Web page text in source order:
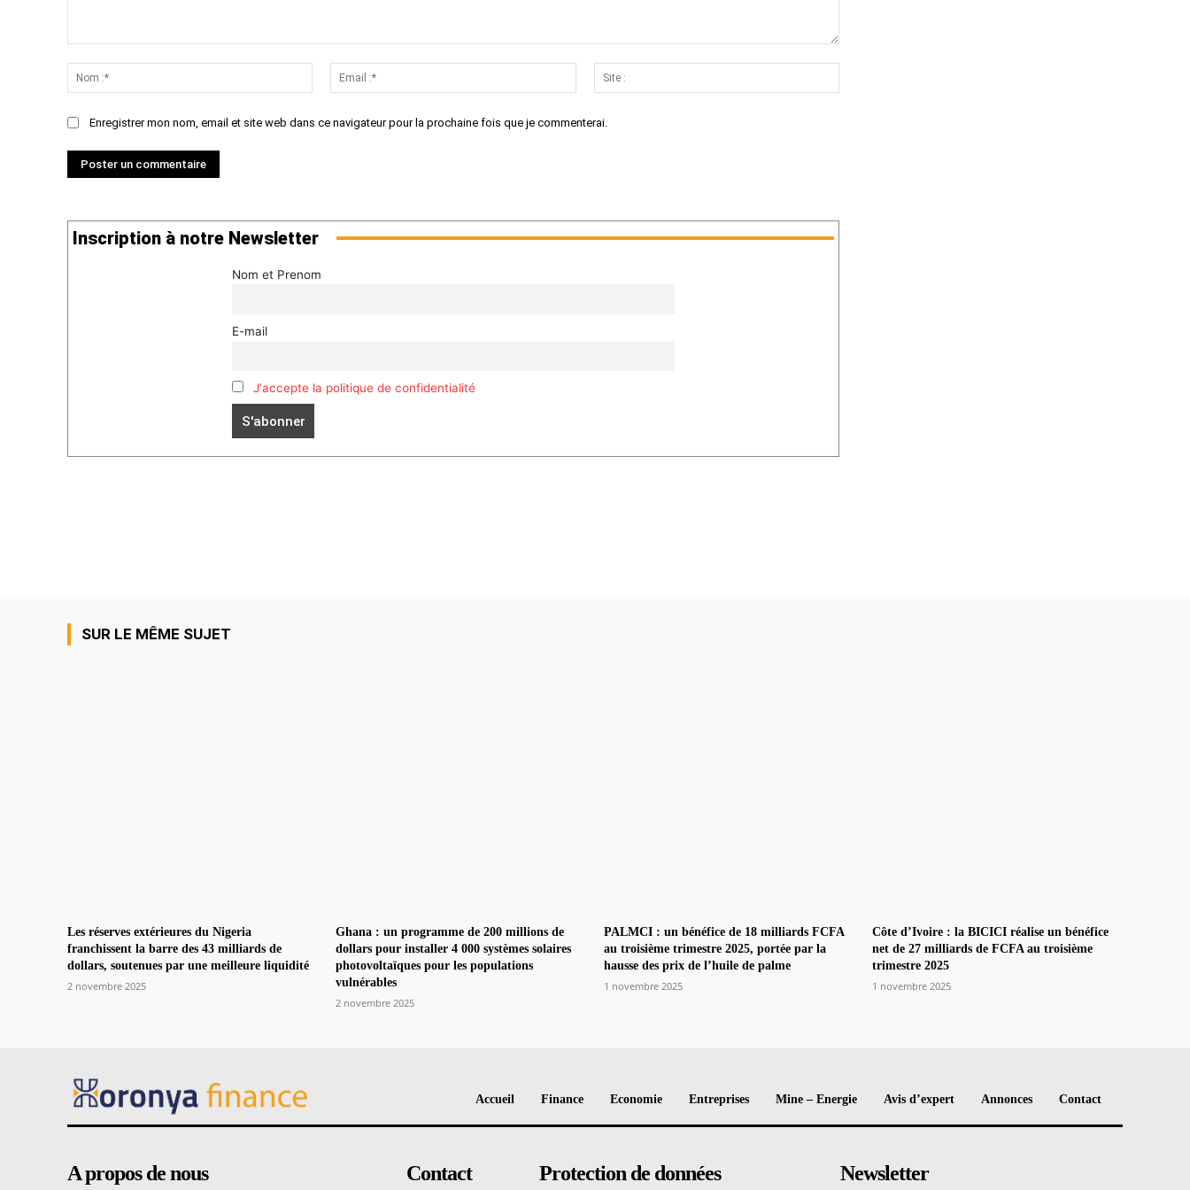
:*
Email
:*
:
Enregistrer mon nom, email et site web dans ce navigateur pour la prochaine fois que je commenterai.
Inscription à notre Newsletter
Nom et Prenom
E-mail
J'accepte la politique de confidentialité
SUR LE MÊME SUJET
Les réserves extérieures du Nigeria
franchissent la barre des 43 milliards de
dollars, soutenues par une meilleure liquidité
2 novembre 2025
Ghana : un programme de 200 millions de
dollars pour installer 4 000 systèmes solaires
photovoltaïques pour les populations
vulnérables
2 novembre 2025
PALMCI : un bénéfice de 18 milliards FCFA
au troisième trimestre 2025, portée par la
hausse des prix de l’huile de palme
1 novembre 2025
Côte d’Ivoire : la BICICI réalise un bénéfice
net de 27 milliards de FCFA au troisième
trimestre 2025
1 novembre 2025
Accueil Finance Economie Entreprises Mine – Energie Avis d’expert Annonces Contact
A propos de nous Contact Protection de données Newsletter